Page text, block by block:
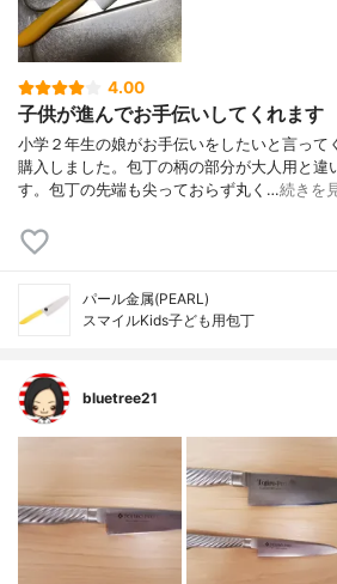
4.00
子供が進んでお手伝いしてくれます
小学２年生の娘がお手伝いをしたいと言って
購入しました。包丁の柄の部分が大人用と違
す。包丁の先端も尖っておらず丸く…続きを
パール金属(PEARL)
スマイルKids子ども用包丁
bluetree21